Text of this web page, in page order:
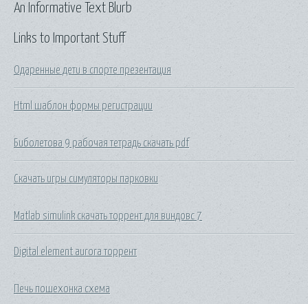
Links to Important Stuff
Одаренные дети в спорте презентация
Html шаблон формы регистрации
Биболетова 9 рабочая тетрадь скачать pdf
Скачать игры симуляторы парковки
Matlab simulink скачать торрент для виндовс 7
Digital element aurora торрент
Печь пошехонка схема
An Informative Text Blurb